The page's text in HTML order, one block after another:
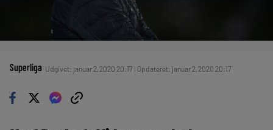
Superliga Udgivet: januar 2, 2020 20:17 | Opdateret: januar 2, 2020 20:17